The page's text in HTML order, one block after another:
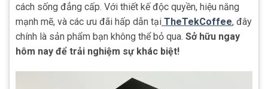
cách sống đẳng cấp. Với thiết kế độc quyền, hiệu năng
mạnh mẽ, và các ưu đãi hấp dẫn tại TheTekCoffee, đây
chính là sản phẩm bạn không thể bỏ qua. Sở hữu ngay
hôm nay để trải nghiệm sự khác biệt!